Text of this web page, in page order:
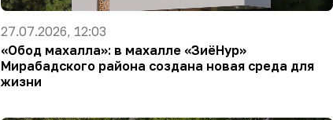
27.07.2026, 12:03
«Обод махалла»: в махалле «ЗиёНур»
Мирабадского района создана новая среда для
жизни